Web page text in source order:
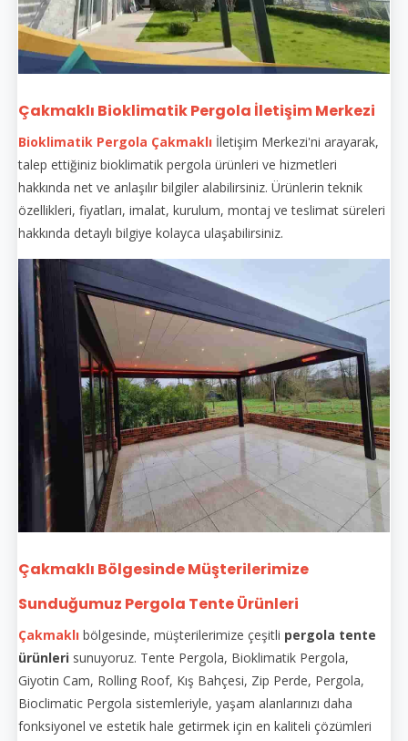
Çakmaklı Bioklimatik Pergola İletişim Merkezi
Bioklimatik Pergola Çakmaklı İletişim Merkezi'ni arayarak,
talep ettiğiniz bioklimatik pergola ürünleri ve hizmetleri
hakkında net ve anlaşılır bilgiler alabilirsiniz. Ürünlerin teknik
özellikleri, fiyatları, imalat, kurulum, montaj ve teslimat süreleri
hakkında detaylı bilgiye kolayca ulaşabilirsiniz.
Çakmaklı Bölgesinde Müşterilerimize
Sunduğumuz Pergola Tente Ürünleri
Çakmaklı bölgesinde, müşterilerimize çeşitli pergola tente
ürünleri sunuyoruz. Tente Pergola, Bioklimatik Pergola,
Giyotin Cam, Rolling Roof, Kış Bahçesi, Zip Perde, Pergola,
Bioclimatic Pergola sistemleriyle, yaşam alanlarınızı daha
fonksiyonel ve estetik hale getirmek için en kaliteli çözümleri